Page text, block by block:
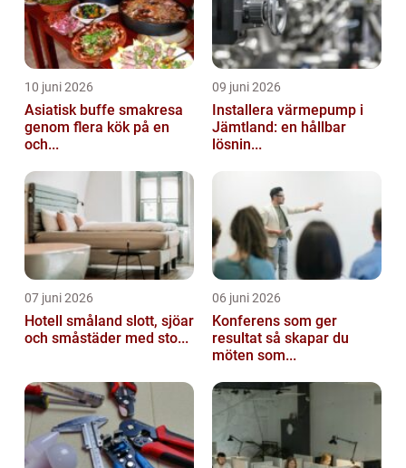
10 juni 2026
Asiatisk buffe smakresa
genom flera kök på en
och...
09 juni 2026
Installera värmepump i
Jämtland: en hållbar
lösnin...
07 juni 2026
Hotell småland slott, sjöar
och småstäder med sto...
06 juni 2026
Konferens som ger
resultat så skapar du
möten som...